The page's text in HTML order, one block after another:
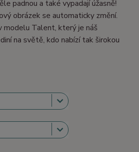
padnou a také vypadají úžasně!
obrázek se automaticky změní.
modelu Talent, který je náš
na světě, kdo nabízí tak širokou